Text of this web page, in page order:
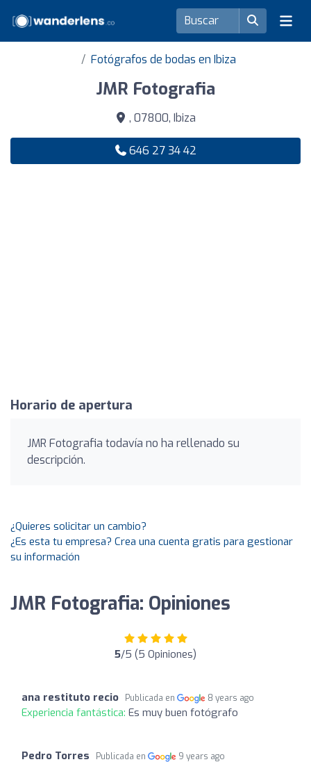
Fotógrafos de bodas en Ibiza
JMR Fotografia
, 07800, Ibiza
646 27 34 42
Horario de apertura
JMR Fotografia todavía no ha rellenado su
descripción.
¿Quieres solicitar un cambio?
¿Es esta tu empresa? Crea una cuenta gratis para gestionar
su información
JMR Fotografia: Opiniones
5/5 (5 Opiniones)
ana restituto recio Publicada en 8 years ago
Experiencia fantástica: Es muy buen fotógrafo
Pedro Torres Publicada en 9 years ago